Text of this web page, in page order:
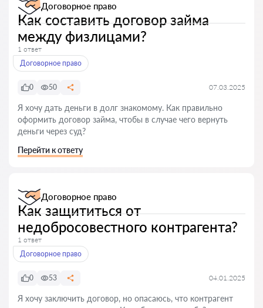
Договорное право
Как составить договор займа
между физлицами?
1 ответ
Договорное право
0 50 07.03.2025
Я хочу дать деньги в долг знакомому. Как правильно
оформить договор займа, чтобы в случае чего вернуть
деньги через суд?
Перейти к ответу
Договорное право
Как защититься от
недобросовестного контрагента?
1 ответ
Договорное право
0 53 04.01.2025
Я хочу заключить договор, но опасаюсь, что контрагент